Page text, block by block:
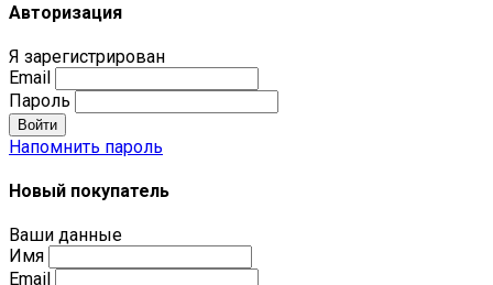
Авторизация
Я зарегистрирован
Email
Пароль
Войти
Напомнить пароль
Новый покупатель
Ваши данные
Имя
Email